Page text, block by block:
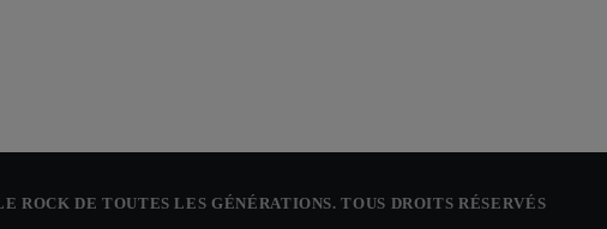
ROCK DE TOUTES LES GÉNÉRATIONS. TOUS DROITS RÉSERVÉS